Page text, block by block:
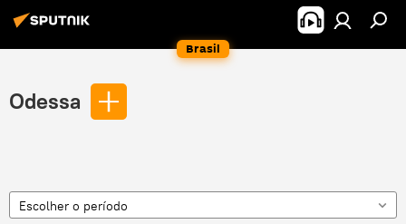
Brasil
Odessa
Escolher o período